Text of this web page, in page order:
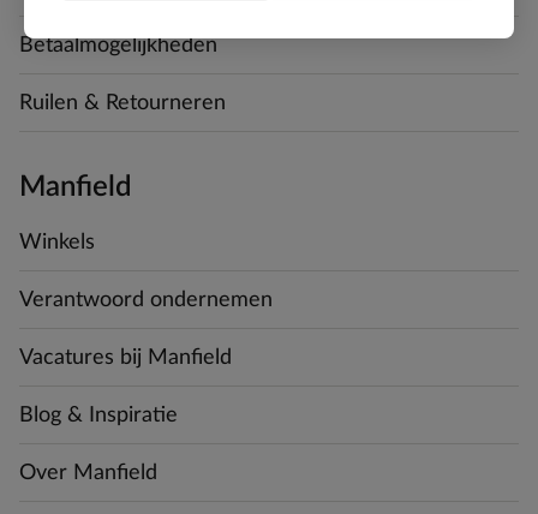
Betaalmogelijkheden
Ruilen & Retourneren
Manfield
Winkels
Verantwoord ondernemen
Vacatures bij Manfield
Blog & Inspiratie
Over Manfield